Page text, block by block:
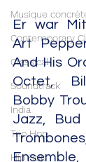
Musique
Contemporary
Classical
Soundtrack
India
Trip Hop
Hip Hop
Er war
Art
And His
Octet,
Bobby
Jazz,